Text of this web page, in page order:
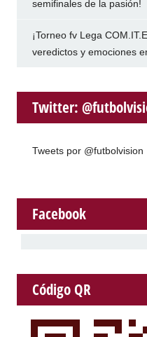
semifinales de la pasión!
¡Torneo fv Lega
veredictos y emociones
Twitter:
Tweets por @futbolvision
Facebook
Código QR